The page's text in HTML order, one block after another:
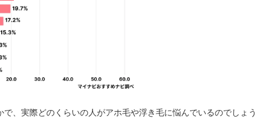
で、実際どのくらいの人がアホ毛や浮き毛に悩んでいるのでしょ